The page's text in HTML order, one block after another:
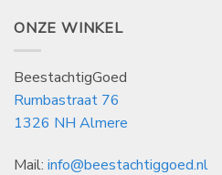
ONZE WINKEL
BeestachtigGoed
Rumbastraat 76
1326 NH Almere
Mail: info@beestachtiggoed.nl